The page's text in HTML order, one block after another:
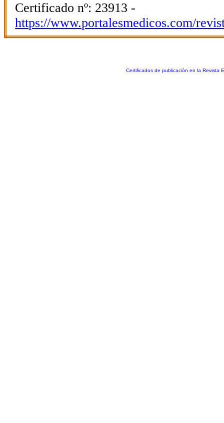
Certificado nº: 23913 -
https://www.portalesmedicos.com/
Certificados de publicación en la Revista